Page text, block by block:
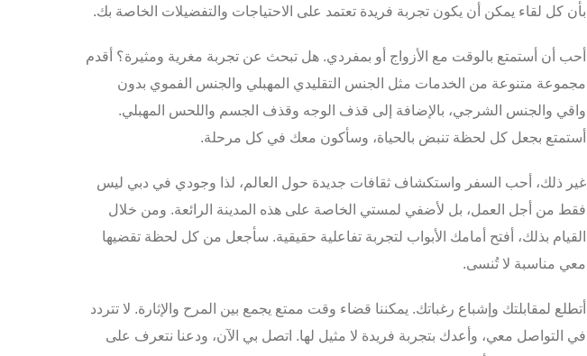
بأن كل لقاء يمكن أن يكون تجربة فريدة تعتمد على الاحتياجات والتفضيلات الخاصة بك.
أحب أن أستمتع بالوقت مع الأزواج أو بمفردي. هل تبحث عن تجربة مغرية ومثيرة؟ أقدم
مجموعة متنوعة من الخدمات مثل الجنس التقليدي المهبلي و الجنس الفموي بدون
واقي و الجنس الشرجي، بالإضافة إلى قذف الوجه وقذف الجسم واللحس المهبلي.
أستمتع بجعل كل لحظة تنبض بالحياة، وسأكون معك في كل مرحلة.
غير ذلك، أحب السفر واستكشاف ثقافات جديدة حول العالم، لذا وجودي في دبي ليس
فقط من أجل العمل، بل لأضفي لمستي الخاصة على هذه المدينة الرائعة. ومن خلال
القيام بذلك، أفتح أمامك الأبواب لتجربة تفاعلية حقيقية. سأجعل من كل لحظة تقضيها
معي مناسبة لا تُنسى.
أتطلع لمقابلتك وإشباع رغباتك. يمكننا قضاء وقت ممتع يجمع بين المرح والإثارة. لا تتردد
في التواصل معي، وأعدك بتجربة فريدة لا مثيل لها. اتصل بي الآن، ودعنا نتعرف على